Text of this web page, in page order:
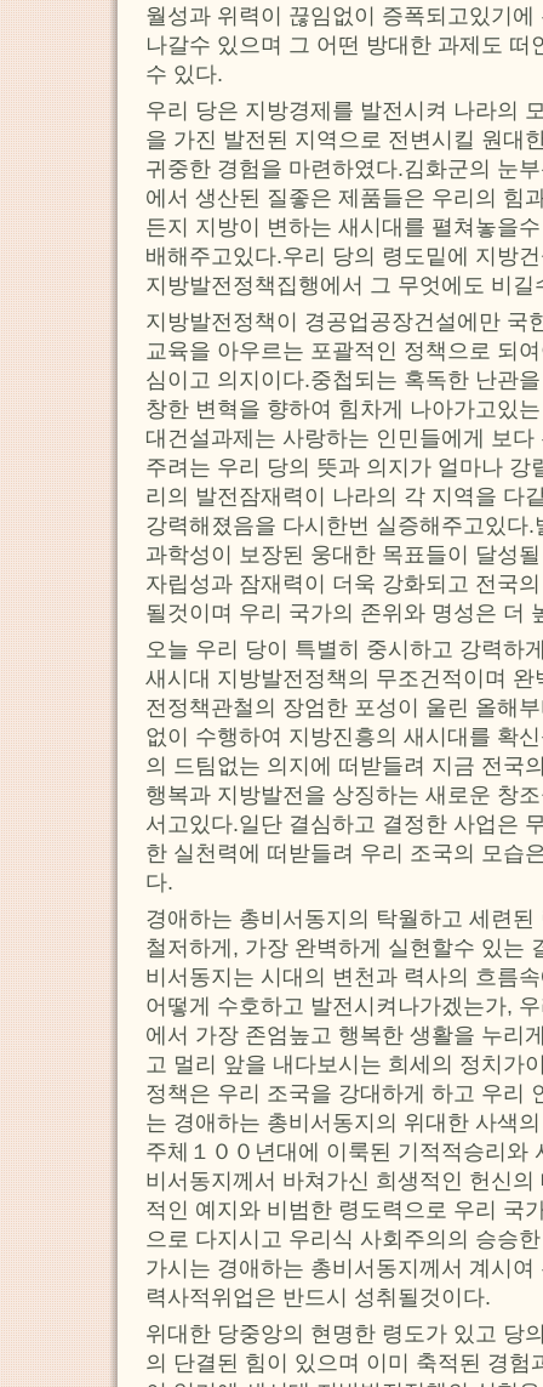
월성과 위력이 끊임없이 증폭되고있기
나갈수 있으며 그 어떤 방대한 과제도 떠
수 있다.
우리 당은 지방경제를 발전시켜 나라의
을 가진 발전된 지역으로 전변시킬 원대
귀중한 경험을 마련하였다.김화군의 눈
에서 생산된 질좋은 제품들은 우리의 힘
든지 지방이 변하는 새시대를 펼쳐놓을
배해주고있다.우리 당의 령도밑에 지방
지방발전정책집행에서 그 무엇에도 비
지방발전정책이 경공업공장건설에만 국
교육을 아우르는 포괄적인 정책으로 되
심이고 의지이다.중첩되는 혹독한 난관
창한 변혁을 향하여 힘차게 나아가고있
대건설과제는 사랑하는 인민들에게 보
주려는 우리 당의 뜻과 의지가 얼마나 강
리의 발전잠재력이 나라의 각 지역을 다
강력해졌음을 다시한번 실증해주고있다
과학성이 보장된 웅대한 목표들이 달성
자립성과 잠재력이 더욱 강화되고 전국
될것이며 우리 국가의 존위와 명성은 더
오늘 우리 당이 특별히 중시하고 강력하
새시대 지방발전정책의 무조건적이며
전정책관철의 장엄한 포성이 울린 올해
없이 수행하여 지방진흥의 새시대를 확
의 드팀없는 의지에 떠받들려 지금 전국
행복과 지방발전을 상징하는 새로운 창
서고있다.일단 결심하고 결정한 사업은
한 실천력에 떠받들려 우리 조국의 모습
다.
경애하는 총비서동지의 탁월하고 세련
철저하게, 가장 완벽하게 실현할수 있는
비서동지는 시대의 변천과 력사의 흐름
어떻게 수호하고 발전시켜나가겠는가,
에서 가장 존엄높고 행복한 생활을 누리
고 멀리 앞을 내다보시는 희세의 정치가
정책은 우리 조국을 강대하게 하고 우리
는 경애하는 총비서동지의 위대한 사색
주체１００년대에 이룩된 기적적승리와
비서동지께서 바쳐가신 희생적인 헌신
적인 예지와 비범한 령도력으로 우리 국
으로 다지시고 우리식 사회주의의 승승
가시는 경애하는 총비서동지께서 계시
력사적위업은 반드시 성취될것이다.
위대한 당중앙의 현명한 령도가 있고 당
의 단결된 힘이 있으며 이미 축적된 경험